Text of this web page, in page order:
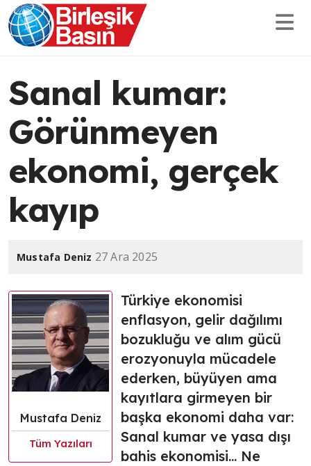
Sanal kumar:
Görünmeyen
ekonomi, gerçek
kayıp
Mustafa Deniz 27 Ara 2025
Mustafa Deniz
Tüm Yazıları
Türkiye ekonomisi
enflasyon, gelir dağılımı
bozukluğu ve alım gücü
erozyonuyla mücadele
ederken, büyüyen ama
kayıtlara girmeyen bir
başka ekonomi daha var:
Sanal kumar ve yasa dışı
bahis ekonomisi... Ne